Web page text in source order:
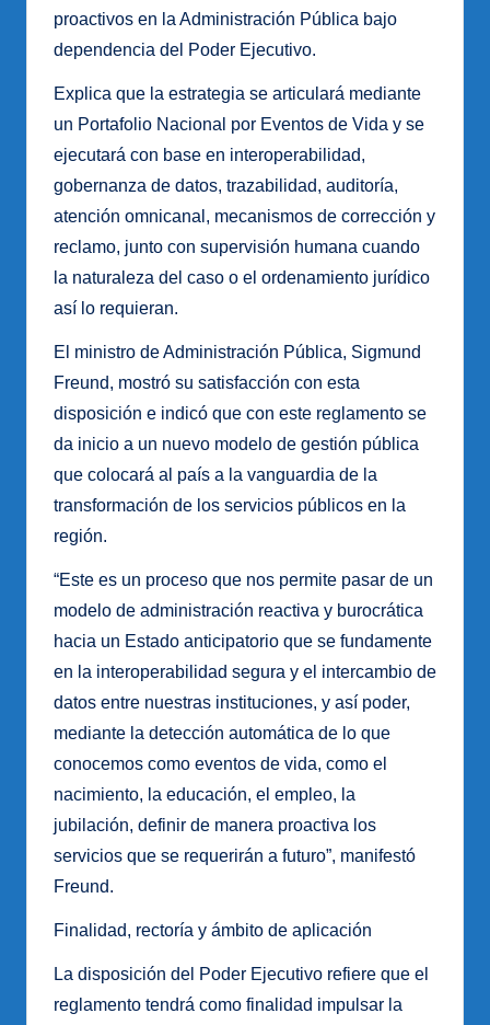
proactivos en la Administración Pública bajo
dependencia del Poder Ejecutivo.
Explica que la estrategia se articulará mediante
un Portafolio Nacional por Eventos de Vida y se
ejecutará con base en interoperabilidad,
gobernanza de datos, trazabilidad, auditoría,
atención omnicanal, mecanismos de corrección y
reclamo, junto con supervisión humana cuando
la naturaleza del caso o el ordenamiento jurídico
así lo requieran.
El ministro de Administración Pública, Sigmund
Freund, mostró su satisfacción con esta
disposición e indicó que con este reglamento se
da inicio a un nuevo modelo de gestión pública
que colocará al país a la vanguardia de la
transformación de los servicios públicos en la
región.
“Este es un proceso que nos permite pasar de un
modelo de administración reactiva y burocrática
hacia un Estado anticipatorio que se fundamente
en la interoperabilidad segura y el intercambio de
datos entre nuestras instituciones, y así poder,
mediante la detección automática de lo que
conocemos como eventos de vida, como el
nacimiento, la educación, el empleo, la
jubilación, definir de manera proactiva los
servicios que se requerirán a futuro”, manifestó
Freund.
Finalidad, rectoría y ámbito de aplicación
La disposición del Poder Ejecutivo refiere que el
reglamento tendrá como finalidad impulsar la